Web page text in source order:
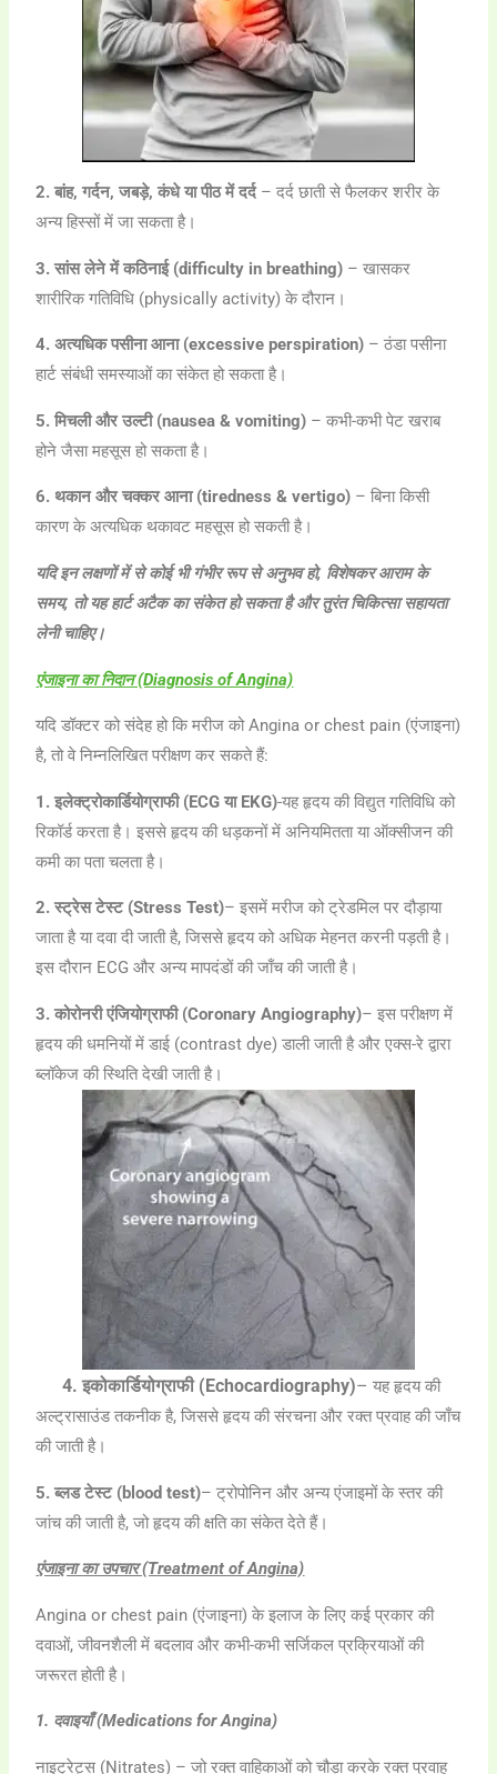
2. बांह, गर्दन, जबड़े, कंधे या पीठ में दर्द– दर्द छाती से फैलकर शरीर के
अन्य हिस्सों में जा सकता है।
3. सांस लेने में कठिनाई (difficulty in breathing) – खासकर
शारीरिक गतिविधि (physically activity) के दौरान।
4. अत्यधिक पसीना आना (excessive perspiration) – ठंडा पसीना
हार्ट संबंधी समस्याओं का संकेत हो सकता है।
5. मिचली और उल्टी (nausea & vomiting) – कभी-कभी पेट खराब
होने जैसा महसूस हो सकता है।
6. थकान और चक्कर आना (tiredness & vertigo) – बिना किसी
कारण के अत्यधिक थकावट महसूस हो सकती है।
यदि इन लक्षणों में से कोई भी गंभीर रूप से अनुभव हो, विशेषकर आराम के
समय, तो यह हार्ट अटैक का संकेत हो सकता है और तुरंत चिकित्सा सहायता
लेनी चाहिए।
एंजाइना का निदान (Diagnosis of Angina)
यदि डॉक्टर को संदेह हो कि मरीज को Angina or chest pain (एंजाइना)
है, तो वे निम्नलिखित परीक्षण कर सकते हैं:
1. इलेक्ट्रोकार्डियोग्राफी (ECG या EKG)-यह हृदय की विद्युत गतिविधि को
रिकॉर्ड करता है। इससे हृदय की धड़कनों में अनियमितता या ऑक्सीजन की
कमी का पता चलता है।
2. स्ट्रेस टेस्ट (Stress Test)– इसमें मरीज को ट्रेडमिल पर दौड़ाया
जाता है या दवा दी जाती है, जिससे हृदय को अधिक मेहनत करनी पड़ती है।
इस दौरान ECG और अन्य मापदंडों की जाँच की जाती है।
3. कोरोनरी एंजियोग्राफी (Coronary Angiography)– इस परीक्षण में
हृदय की धमनियों में डाई (contrast dye) डाली जाती है और एक्स-रे द्वारा
ब्लॉकेज की स्थिति देखी जाती है।
4. इकोकार्डियोग्राफी (Echocardiography)–यह हृदय की
अल्ट्रासाउंड तकनीक है, जिससे हृदय की संरचना और रक्त प्रवाह की जाँच
की जाती है।
5. ब्लड टेस्ट (blood test)– ट्रोपोनिन और अन्य एंजाइमों के स्तर की
जांच की जाती है, जो हृदय की क्षति का संकेत देते हैं।
एंजाइना का उपचार (Treatment of Angina)
Angina or chest pain (एंजाइना) के इलाज के लिए कई प्रकार की
दवाओं, जीवनशैली में बदलाव और कभी-कभी सर्जिकल प्रक्रियाओं की
जरूरत होती है।
1. दवाइयाँ (Medications for Angina)
नाइट्रेट्स (Nitrates) – जो रक्त वाहिकाओं को चौड़ा करके रक्त प्रवाह